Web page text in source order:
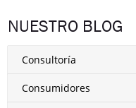
NUESTRO BLOG
Consultoría
Consumidores